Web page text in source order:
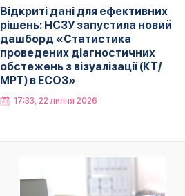
Відкриті дані для ефективних
рішень: НСЗУ запустила новий
дашборд «Статистика
проведених діагностичних
обстежень з візуалізації (КТ/
МРТ) в ЕСОЗ»
17:33, 22 липня 2026